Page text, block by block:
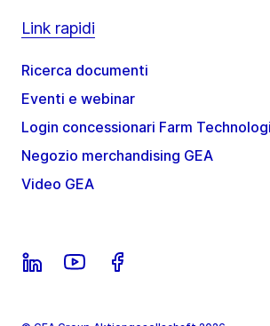
Link rapidi
Ricerca documenti
Eventi e webinar
Login concessionari Farm
Negozio merchandising GEA
Video GEA